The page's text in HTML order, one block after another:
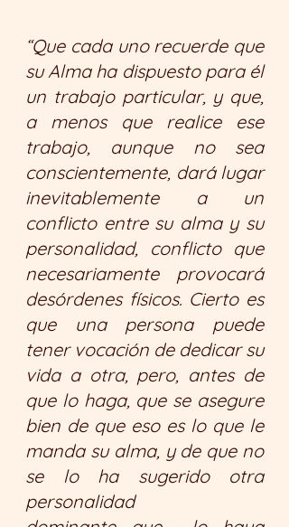
“Que cada uno recuerde que
su Alma ha dispuesto para él
un trabajo particular, y que,
a menos que realice ese
trabajo, aunque no sea
conscientemente, dará lugar
inevitablemente a un
conflicto entre su alma y su
personalidad, conflicto que
necesariamente provocará
desórdenes físicos. Cierto es
que una persona puede
tener vocación de dedicar su
vida a otra, pero, antes de
que lo haga, que se asegure
bien de que eso es lo que le
manda su alma, y de que no
se lo ha sugerido otra
personalidad